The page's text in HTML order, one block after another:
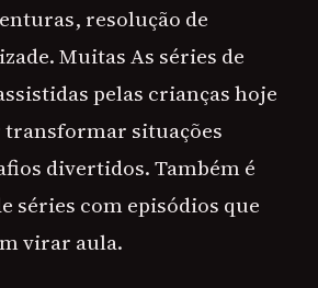
resolução de
Muitas As séries de
pelas crianças hoje
transformar situações
divertidos. Também é
séries com episódios que
virar aula.